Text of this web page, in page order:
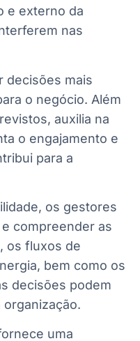
e externo da
nas
decisões mais
o negócio. Além
auxilia na
o engajamento e
para a
os gestores
compreender as
os fluxos de
bem como os
decisões podem
uma